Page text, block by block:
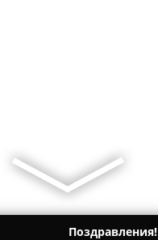
Поздравления!